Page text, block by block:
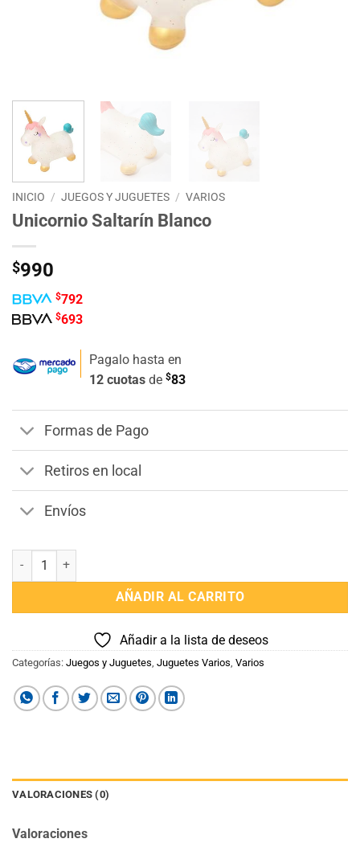
INICIO / JUEGOS Y JUGUETES / VARIOS
Unicornio Saltarín Blanco
$990
$792
$693
Pagalo hasta en
12 cuotas de $83
Formas de Pago
Retiros en local
Envíos
Unicornio Saltarín Blanco cantidad
AÑADIR AL CARRITO
Añadir a la lista de deseos
Categorías: Juegos y Juguetes Juguetes Varios Varios
VALORACIONES (0)
Valoraciones